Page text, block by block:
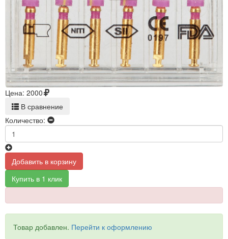
Цена: 2000
В сравнение
Количество:
Добавить в корзину
Купить в 1 клик
Товар добавлен. Перейти к оформлению